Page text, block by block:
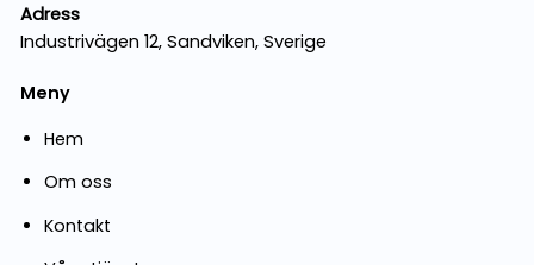
Adress
Industrivägen 12, Sandviken, Sverige
Meny
Hem
Om oss
Kontakt